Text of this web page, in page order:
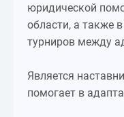
юридической
области, а также
турниров между
Является
помогает в